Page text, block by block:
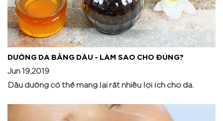
DƯỠNG DA BẰNG DẦU - LÀM SAO CHO ĐÚNG?
Jun 19,2019
Dầu dưỡng có thể mang lại rất nhiều lợi ích cho da.